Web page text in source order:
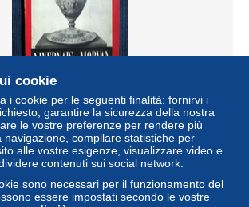
à TABLE (GASTRONOMIE &
Cuisine Cooking Kuche n°23
& MORVAN 1950
± 7,20 USD
Residenziale
cookie
i cookie per le seguenti finalità: fornirvi i
garantire la sicurezza della nostra
le vostre preferenze per rendere più
navigazione, compilare statistiche per
alle vostre esigenze, visualizzare video e
contenuti sui social network.
sono necessari per il funzionamento del
essere impostati secondo le vostre